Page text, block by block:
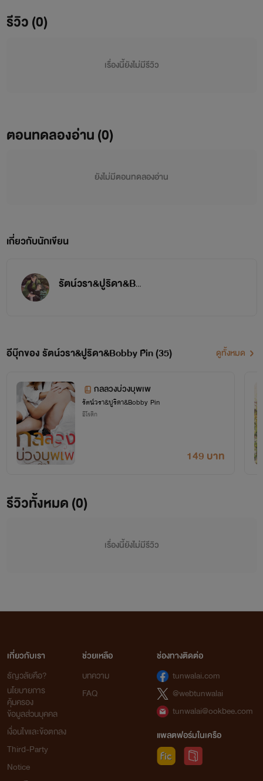
รีวิว (0)
เรื่องนี้ยังไม่มีรีวิว
ตอนทดลองอ่าน (0)
ยังไม่มีตอนทดลองอ่าน
เกี่ยวกับนักเขียน
รัตน์วรา&ปูริดา&Bobby Pin
อีบุ๊กของ รัตน์วรา&ปูริดา&Bobby Pin (35) ดูทั้งหมด
กลลวงบ่วงบุพเพ
รัตน์วรา&ปูริดา&Bobby Pin
อีโรติก
149 บาท
รีวิวทั้งหมด (0)
เรื่องนี้ยังไม่มีรีวิว
เกี่ยวกับเรา
ธัญวลัยคือ?
นโยบายการ
คุ้มครอง
ข้อมูลส่วนบุคคล
เงื่อนไขและข้อตกลง
Third-Party
Notice
ช่วยเหลือ
บทความ
FAQ
ช่องทางติดต่อ
tunwalai.com
@webtunwalai
tunwalai@ookbee.com
แพลตฟอร์มในเครือ